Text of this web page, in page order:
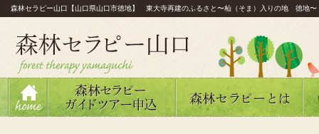
森林セラピー山口【山口県山口市徳地】 東大寺再建のふるさと〜杣（そま）入りの地 徳地〜